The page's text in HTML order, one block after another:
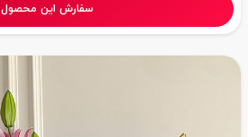
سفارش این محصول